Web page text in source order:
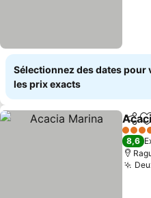
Sélectionnez des dates pour
les prix exacts
4
8,6